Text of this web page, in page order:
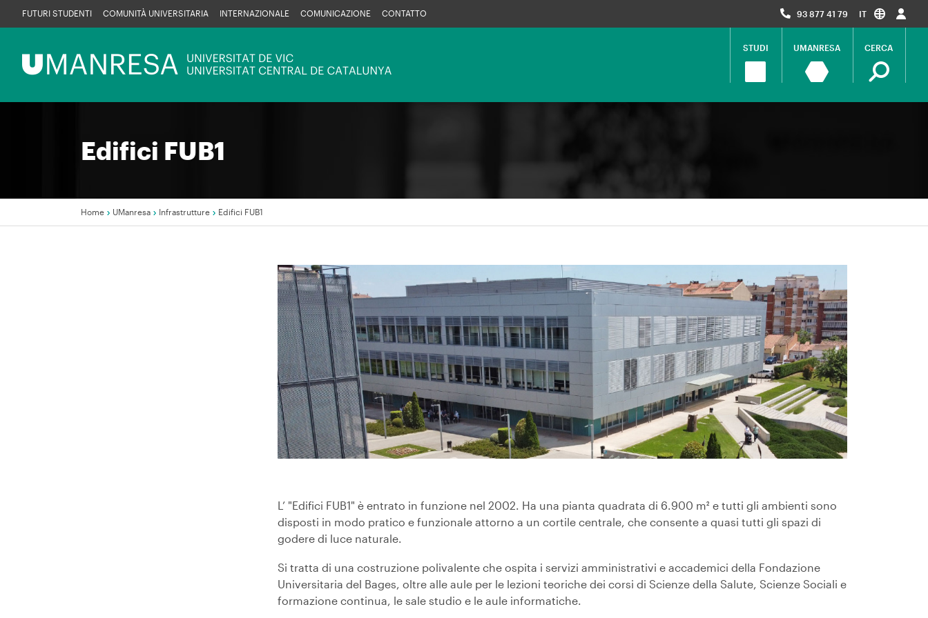
Salta
al
principale
Menú
UManresa
FUTURI STUDENTI COMUNITÀ UNIVERSITARIA INTERNAZIONALE COMUNICAZIONE CONTATTO 93 877 41 79 IT
Navegació
STUDI UMANRESA CERCA
Edifici FUB1
Home UManresa Infrastrutture Edifici FUB1
Immagine
L’ "Edifici FUB1" è entrato in funzione nel 2002. Ha una pianta quadrata di 6.900 m² e tutti gli ambienti sono
disposti in modo pratico e funzionale attorno a un cortile centrale, che consente a quasi tutti gli spazi di
godere di luce naturale.
Si tratta di una costruzione polivalente che ospita i servizi amministrativi e accademici della Fondazione
Universitaria del Bages, oltre alle aule per le lezioni teoriche dei corsi di Scienze della Salute, Scienze Sociali e
formazione continua, le sale studio e le aule informatiche.